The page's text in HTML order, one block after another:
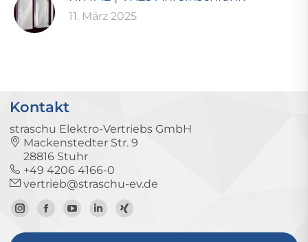
11. März 2025
Kontakt
straschu Elektro-Vertriebs GmbH
Mackenstedter Str. 9
28816 Stuhr
+49 4206 4166-0
vertrieb@straschu-ev.de
Zum
Instagram-
Zur
Facebook-
Zum
YouTube-
Zum
LinkedIn-
Zum
Xing-